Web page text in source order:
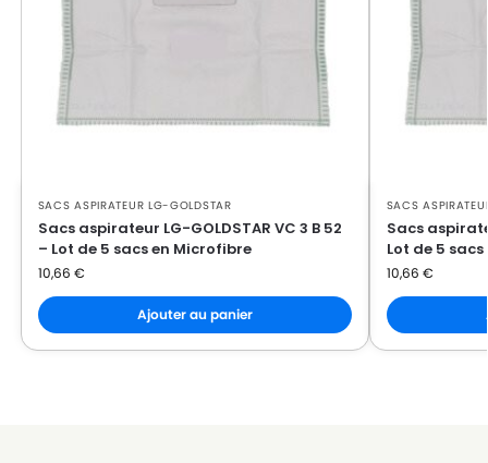
GOLDSTAR
LG-GOLDSTAR PASSION 3544
GOLDSTAR
LG-GOLDSTAR PASSION 3800
LG-
GOLDSTAR
LG-GOLDSTAR PASSION 4200
LG-
GOLDSTAR
LG-GOLDSTAR REY (Série)
SACS ASPIRATEUR LG-GOLDSTAR
Sacs aspirateur LG-GOLDSTAR VC 3 B 52
– Lot de 5 sacs en Microfibre
10,66 €
Ajouter au panier
SACS
Sacs
Lot de 5
10,66 €